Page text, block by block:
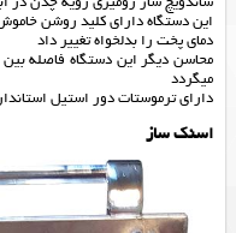
این دستگاه دارای کلید روشن
دمای پخت را بدلخواه تغییر داد
محاسن دیگر این دستگاه فاصله
میگردد
دارای ترموستات دور استیل
اسنک ساز